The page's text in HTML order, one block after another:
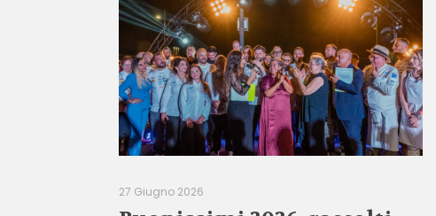
27 Giugno 2026